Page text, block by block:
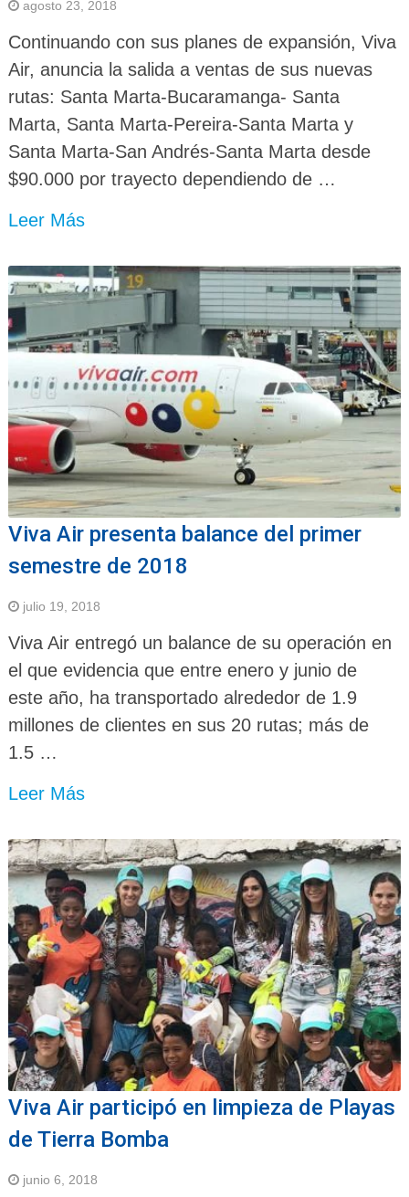
agosto 23, 2018
Continuando con sus planes de expansión, Viva
Air, anuncia la salida a ventas de sus nuevas
rutas: Santa Marta-Bucaramanga- Santa
Marta, Santa Marta-Pereira-Santa Marta y
Santa Marta-San Andrés-Santa Marta desde
$90.000 por trayecto dependiendo de …
Leer Más
Viva Air presenta balance del primer
semestre de 2018
julio 19, 2018
Viva Air entregó un balance de su operación en
el que evidencia que entre enero y junio de
este año, ha transportado alrededor de 1.9
millones de clientes en sus 20 rutas; más de
1.5 …
Leer Más
Viva Air participó en limpieza de Playas
de Tierra Bomba
junio 6, 2018